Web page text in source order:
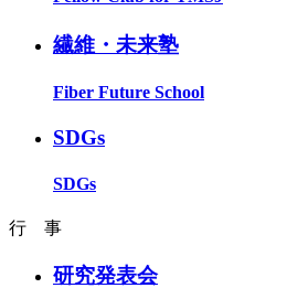
繊維・未来塾
Fiber Future School
SDGs
SDGs
行 事
研究発表会